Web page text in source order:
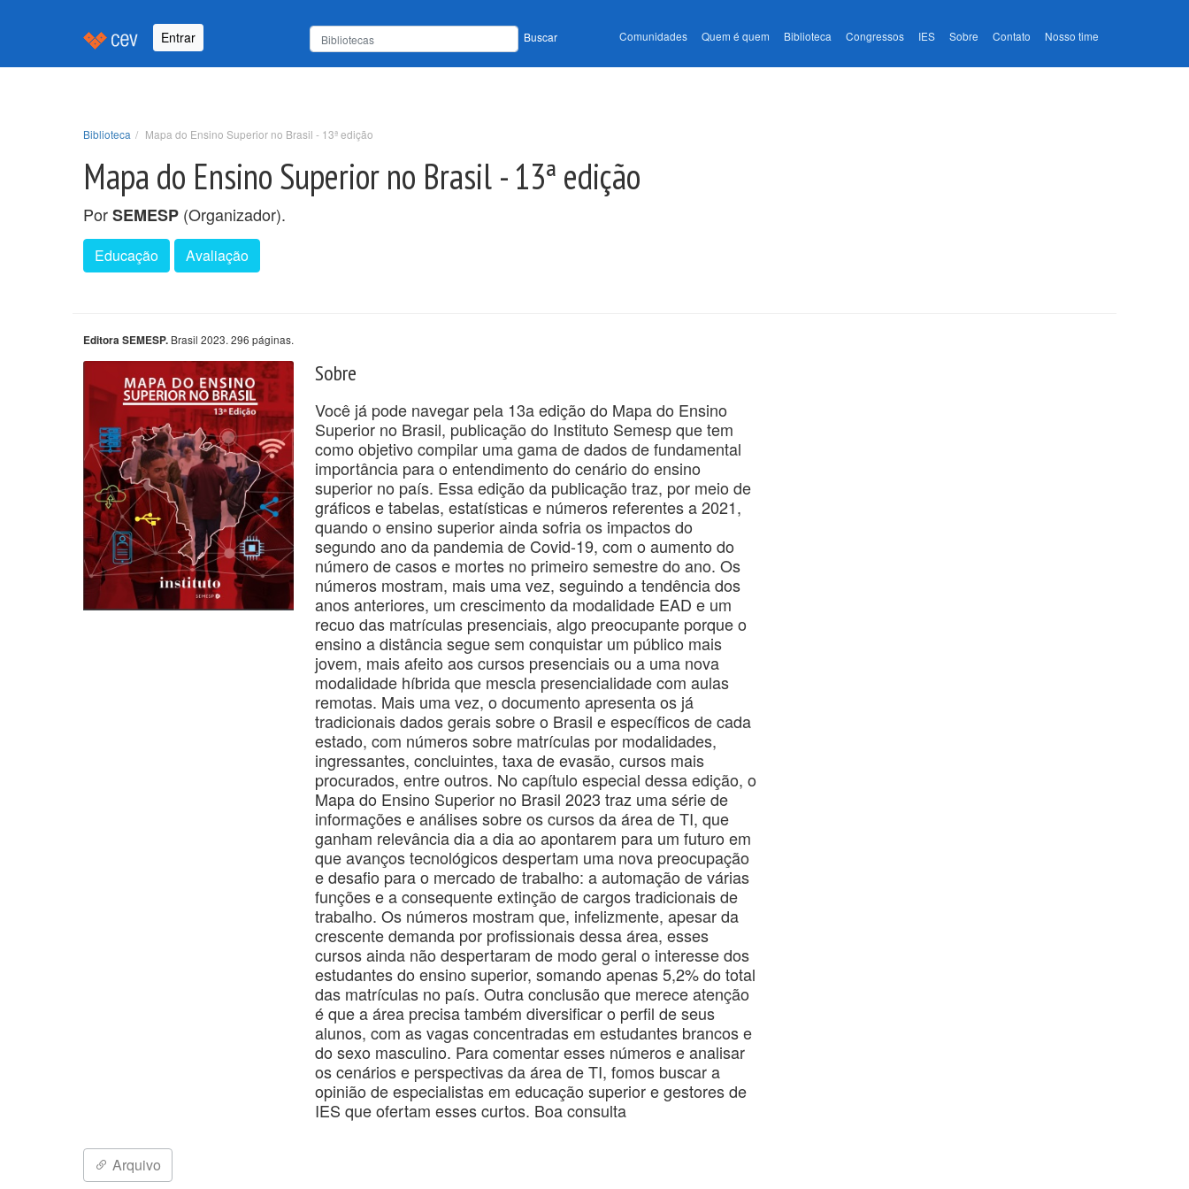
Entrar Buscar Comunidades Quem é quem Biblioteca Congressos IES Sobre Contato Nosso time
Biblioteca Mapa do Ensino Superior no Brasil - 13ª edição
Mapa do Ensino Superior no Brasil - 13ª edição
PorSEMESP (Organizador).
Educação Avaliação
Editora SEMESP. Brasil 2023. 296 páginas.
Sobre
Você já pode navegar pela 13a edição do Mapa do Ensino
Superior no Brasil, publicação do Instituto Semesp que tem
como objetivo compilar uma gama de dados de fundamental
importância para o entendimento do cenário do ensino
superior no país. Essa edição da publicação traz, por meio de
gráficos e tabelas, estatísticas e números referentes a 2021,
quando o ensino superior ainda sofria os impactos do
segundo ano da pandemia de Covid-19, com o aumento do
número de casos e mortes no primeiro semestre do ano. Os
números mostram, mais uma vez, seguindo a tendência dos
anos anteriores, um crescimento da modalidade EAD e um
recuo das matrículas presenciais, algo preocupante porque o
ensino a distância segue sem conquistar um público mais
jovem, mais afeito aos cursos presenciais ou a uma nova
modalidade híbrida que mescla presencialidade com aulas
remotas. Mais uma vez, o documento apresenta os já
tradicionais dados gerais sobre o Brasil e específicos de cada
estado, com números sobre matrículas por modalidades,
ingressantes, concluintes, taxa de evasão, cursos mais
procurados, entre outros. No capítulo especial dessa edição, o
Mapa do Ensino Superior no Brasil 2023 traz uma série de
informações e análises sobre os cursos da área de TI, que
ganham relevância dia a dia ao apontarem para um futuro em
que avanços tecnológicos despertam uma nova preocupação
e desafio para o mercado de trabalho: a automação de várias
funções e a consequente extinção de cargos tradicionais de
trabalho. Os números mostram que, infelizmente, apesar da
crescente demanda por profissionais dessa área, esses
cursos ainda não despertaram de modo geral o interesse dos
estudantes do ensino superior, somando apenas 5,2% do total
das matrículas no país. Outra conclusão que merece atenção
é que a área precisa também diversificar o perfil de seus
alunos, com as vagas concentradas em estudantes brancos e
do sexo masculino. Para comentar esses números e analisar
os cenários e perspectivas da área de TI, fomos buscar a
opinião de especialistas em educação superior e gestores de
IES que ofertam esses curtos. Boa consulta
Arquivo